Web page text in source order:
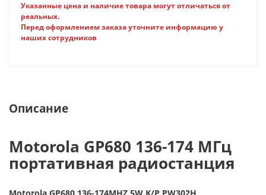
Указанные цена и наличие товара могут отличаться от
реальных.
Перед оформлением заказа уточните информацию у
наших сотрудников
Описание
Motorola GP680 136-174 МГц
портативная радиостанция